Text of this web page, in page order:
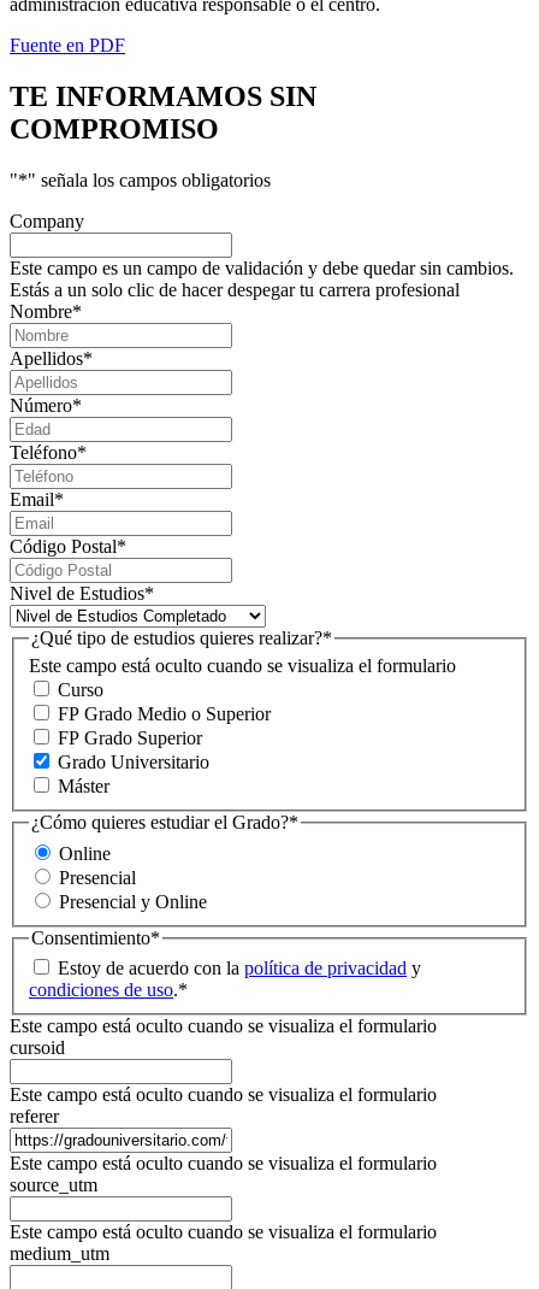
Fuente en PDF
TE INFORMAMOS SIN
COMPROMISO
"*" señala los campos obligatorios
Company
Este campo es un campo de validación y debe quedar sin cambios.
Estás a un solo clic de hacer despegar tu carrera profesional
Nombre*
Apellidos*
Número*
Teléfono*
Email*
Código Postal*
Nivel de Estudios*
Este campo está oculto cuando se visualiza el formulario
¿Qué tipo de estudios quieres realizar?*
Curso
FP Grado Medio o Superior
FP Grado Superior
Grado Universitario
Máster
¿Cómo quieres estudiar el Grado?*
Online
Presencial
Presencial y Online
Consentimiento*
Estoy de acuerdo con la política de privacidad y
condiciones de uso.*
Este campo está oculto cuando se visualiza el formulario
cursoid
Este campo está oculto cuando se visualiza el formulario
referer
Este campo está oculto cuando se visualiza el formulario
source_utm
Este campo está oculto cuando se visualiza el formulario
medium_utm